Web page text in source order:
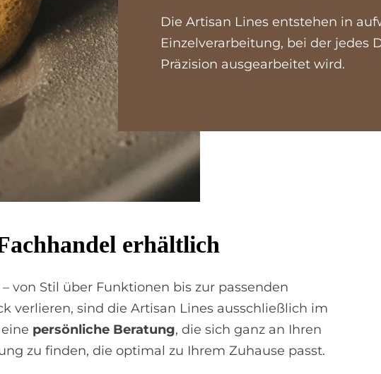
Die Artisan Lines entstehen in
Einzelverarbeitung, bei der jedes
Präzision ausgearbeitet wird.
er­hält­lich
von Stil über Funktionen bis zur passenden
verlieren, sind die Artisan Lines ausschließlich im
persönliche Beratung, die sich ganz an Ihren
zu finden, die optimal zu Ihrem Zuhause passt.